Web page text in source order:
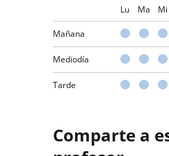
Lu Ma Mi
Mañana
Mediodía
Tarde
Comparte a